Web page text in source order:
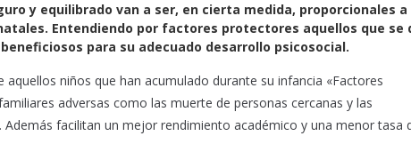
y equilibrado van a ser, en cierta medida, proporcionales a
Entendiendo por factores protectores aquellos que se
para su adecuado desarrollo psicosocial.
niños que han acumulado durante su infancia «Factores
adversas como las muerte de personas cercanas y las
facilitan un mejor rendimiento académico y una menor tasa